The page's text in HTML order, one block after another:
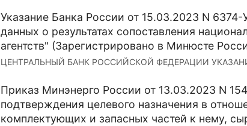
Указание Банка России от 15.03.2023 N
данных о результатах сопоставления
агентств" (Зарегистрировано в Минюсте
ЦЕНТРАЛЬНЫЙ БАНК РОССИЙСКОЙ ФЕДЕРАЦИИ УКАЗАНИЕ
Приказ Минэнерго России от 13.03.2023 N
подтверждения целевого назначения в
комплектующих и запасных частей к нему,